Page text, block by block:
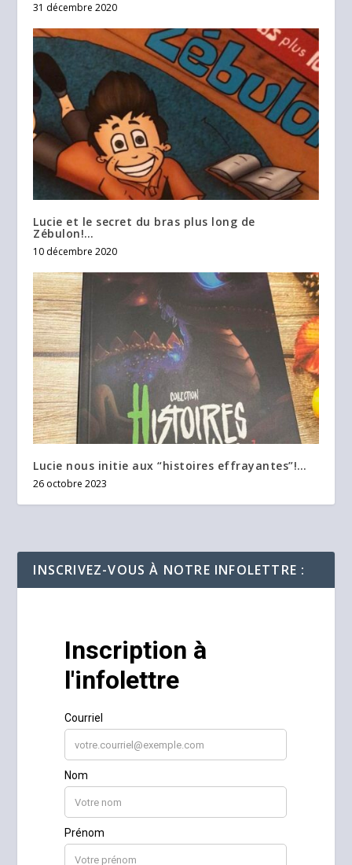
31 décembre 2020
Lucie et le secret du bras plus long de
Zébulon!…
10 décembre 2020
Lucie nous initie aux “histoires effrayantes”!…
26 octobre 2023
INSCRIVEZ-VOUS À NOTRE INFOLETTRE :